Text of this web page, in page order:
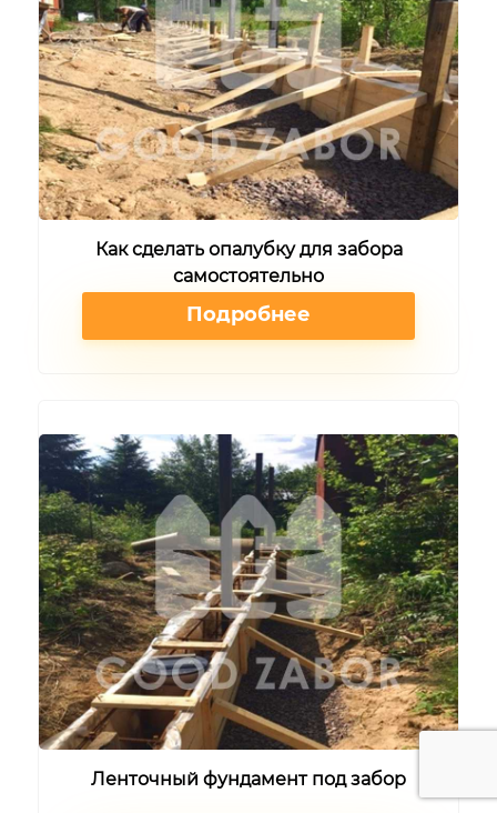
Как сделать опалубку для забора
самостоятельно
Подробнее
Ленточный фундамент под забор